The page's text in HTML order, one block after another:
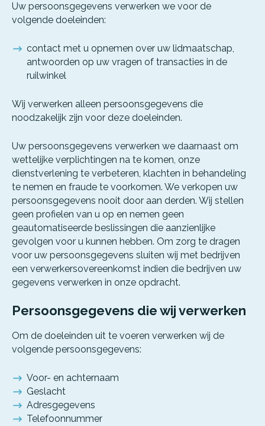
Uw persoonsgegevens verwerken we voor de
volgende doeleinden:
contact met u opnemen over uw lidmaatschap,
antwoorden op uw vragen of transacties in de
ruilwinkel
Wij verwerken alleen persoonsgegevens die
noodzakelijk zijn voor deze doeleinden.
Uw persoonsgegevens verwerken we daarnaast om
wettelijke verplichtingen na te komen, onze
dienstverlening te verbeteren, klachten in behandeling
te nemen en fraude te voorkomen. We verkopen uw
persoonsgegevens nooit door aan derden. Wij stellen
geen profielen van u op en nemen geen
geautomatiseerde beslissingen die aanzienlijke
gevolgen voor u kunnen hebben. Om zorg te dragen
voor uw persoonsgegevens sluiten wij met bedrijven
een verwerkersovereenkomst indien die bedrijven uw
gegevens verwerken in onze opdracht.
Persoonsgegevens die wij verwerken
Om de doeleinden uit te voeren verwerken wij de
volgende persoonsgegevens:
Voor- en achternaam
Geslacht
Adresgegevens
Telefoonnummer